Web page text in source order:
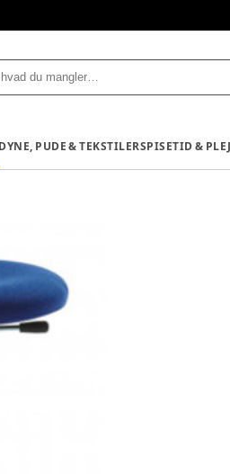
DYNE, PUDE & TEKSTILERSPISETID &